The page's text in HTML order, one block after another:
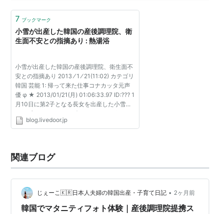
ってもらいました。 …
7 ブックマーク
小雪が出産した韓国の産後調理院、衛
生面不安との指摘あり : 熱湯浴
小雪が出産した韓国の産後調理院、衛生面不
安との指摘あり 2013 ⁄ 1 ⁄ 21(11:02) カテゴリ
韓国 芸能 1: 帰って来た仕事コナカッタ元声
優 φ ★ 2013/01/21(月) 01:06:33.97 ID:??? 1
月10日に第2子となる長女を出産した小雪
（36才）。おめでたい知らせだったが、それ
以上に世間を驚かせたのは、出産した地が韓
blog.livedoor.jp
関連ブログ
じぇーこ🇰🇷日本人夫婦の韓国出産・子育て日記 • 2ヶ月前
韓国でマタニティフォト体験｜産後調理院提携ス